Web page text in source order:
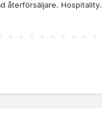
återförsäljare. Hospitality.